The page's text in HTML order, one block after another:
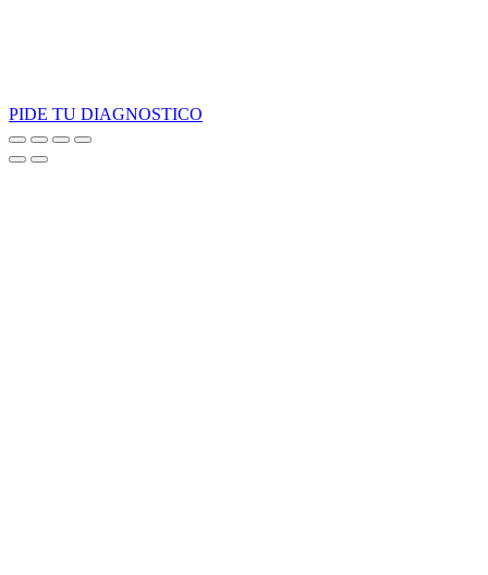
PIDE TU DIAGNOSTICO